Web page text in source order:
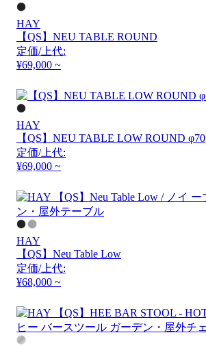
HAY
【QS】NEU TABLE ROUND
定価/上代:
¥69,000 ~
HAY
【QS】NEU TABLE LOW ROUND φ70
定価/上代:
¥69,000 ~
HAY
【QS】Neu Table Low
定価/上代:
¥68,000 ~